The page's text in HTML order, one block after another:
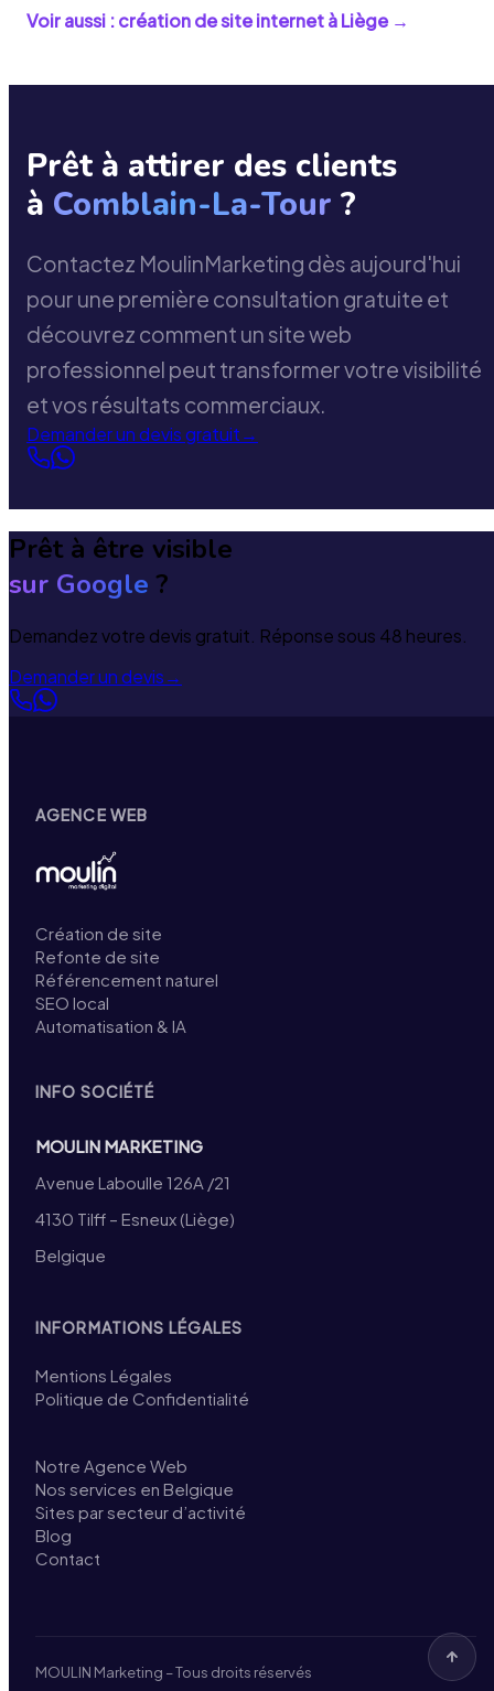
Voir aussi : création de site internet àLiège→
Prêt à attirer des clients
à Comblain-La-Tour ?
Contactez MoulinMarketing dès aujourd'hui
pour une première consultation gratuite et
découvrez comment un site web
professionnel peut transformer votre visibilité
et vos résultats commerciaux.
Demander un devis gratuit→
Prêt à être visible
sur Google ?
Demandez votre devis gratuit. Réponse sous 48 heures.
Demander un devis→
AGENCE WEB
Création de site
Refonte de site
Référencement naturel
SEO local
Automatisation & IA
INFO SOCIÉTÉ
MOULIN MARKETING
Avenue Laboulle 126A /21
4130 Tilff – Esneux (Liège)
Belgique
INFORMATIONS LÉGALES
Mentions Légales
Politique de Confidentialité
Notre Agence Web
Nos services en Belgique
Sites par secteur d’activité
Blog
Contact
MOULIN Marketing – Tous droits réservés